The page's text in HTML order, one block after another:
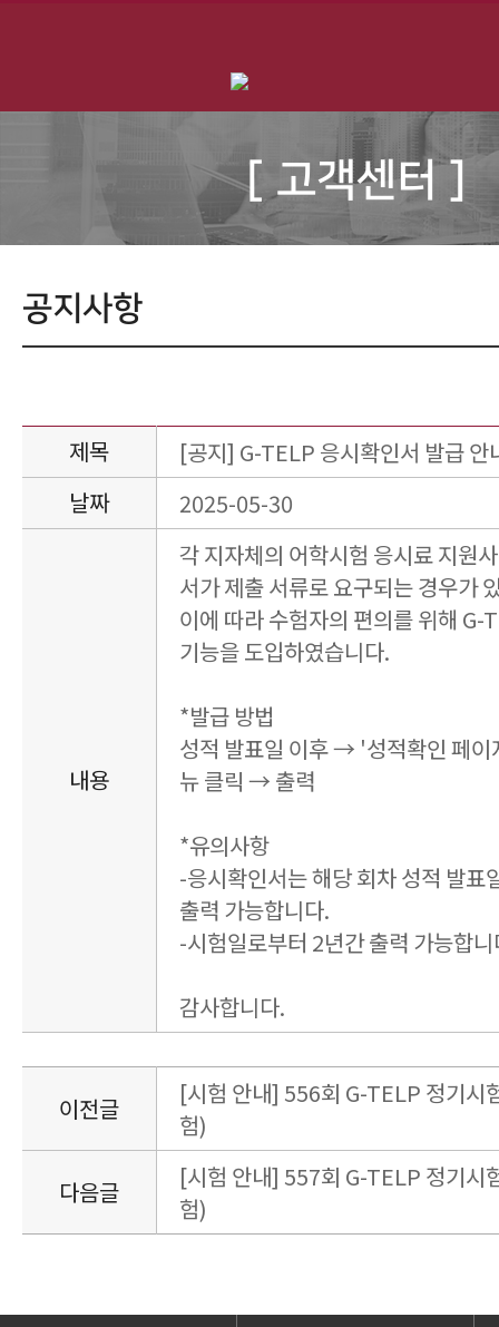
[ 고객센터 ]
공지사항
제목
[공지] G-TELP 응시확인서 발급 안
날짜
2025-05-30
내용
각 지자체의 어학시험 응시료 지원
서가 제출 서류로 요구되는 경우가
이에 따라 수험자의 편의를 위해 G-
기능을 도입하였습니다.
*발급 방법
성적 발표일 이후 → '성적확인 페
뉴 클릭 → 출력
*유의사항
-응시확인서는 해당 회차 성적 발표
출력 가능합니다.
-시험일로부터 2년간 출력 가능합
감사합니다.
이전글
[시험 안내] 556회 G-TELP 정기
험)
다음글
[시험 안내] 557회 G-TELP 정기시
험)